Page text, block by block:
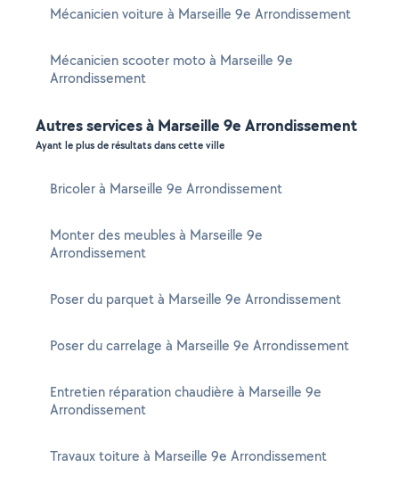
Mécanicien voiture à Marseille 9e Arrondissement
Mécanicien scooter moto à Marseille 9e
Arrondissement
Autres services à Marseille 9e Arrondissement
Ayant le plus de résultats dans cette ville
Bricoler à Marseille 9e Arrondissement
Monter des meubles à Marseille 9e
Arrondissement
Poser du parquet à Marseille 9e Arrondissement
Poser du carrelage à Marseille 9e Arrondissement
Entretien réparation chaudière à Marseille 9e
Arrondissement
Travaux toiture à Marseille 9e Arrondissement